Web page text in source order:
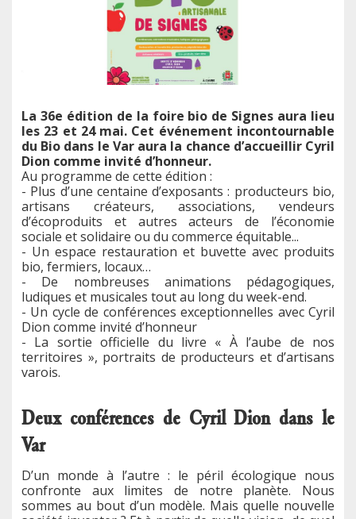
La 36e édition de la foire bio de Signes aura lieu
les 23 et 24 mai. Cet événement incontournable
du Bio dans le Var aura la chance d’accueillir Cyril
Dion comme invité d’honneur.
Au programme de cette édition :
- Plus d’une centaine d’exposants : producteurs bio,
artisans créateurs, associations, vendeurs
d’écoproduits et autres acteurs de l’économie
sociale et solidaire ou du commerce équitable...
- Un espace restauration et buvette avec produits
bio, fermiers, locaux…
- De nombreuses animations pédagogiques,
ludiques et musicales tout au long du week-end.
- Un cycle de conférences exceptionnelles avec Cyril
Dion comme invité d’honneur
- La sortie officielle du livre « À l’aube de nos
territoires », portraits de producteurs et d’artisans
varois.
Deux conférences de Cyril Dion dans le
Var
D’un monde à l’autre : le péril écologique nous
confronte aux limites de notre planète. Nous
sommes au bout d’un modèle. Mais quelle nouvelle